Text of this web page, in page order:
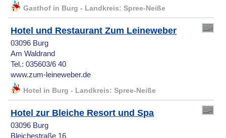
Gasthof in Burg - Landkreis: Spree-Neiße
Hotel und Restaurant Zum Leineweber
03096 Burg
Am Waldrand
Tel.: 035603/6 40
www.zum-leineweber.de
Hotel in Burg - Landkreis: Spree-Neiße
Hotel zur Bleiche Resort und Spa
03096 Burg
Bleichestraße 16